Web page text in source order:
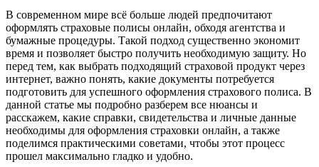
В современном мире всё больше людей предпочитают
оформлять страховые полисы онлайн, обходя агентства и
бумажные процедуры. Такой подход существенно экономит
время и позволяет быстро получить необходимую защиту. Но
перед тем, как выбрать подходящий страховой продукт через
интернет, важно понять, какие документы потребуется
подготовить для успешного оформления страхового полиса. В
данной статье мы подробно разберем все нюансы и
расскажем, какие справки, свидетельства и личные данные
необходимы для оформления страховки онлайн, а также
поделимся практическими советами, чтобы этот процесс
прошел максимально гладко и удобно.